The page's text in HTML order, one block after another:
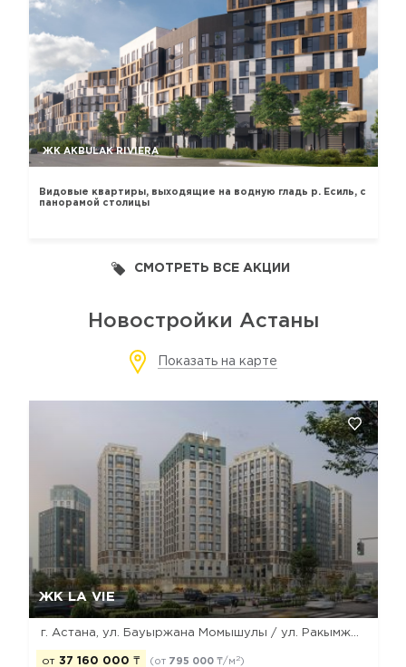
ЖК AKBULAK RIVIERA
Видовые квартиры, выходящие на водную гладь р. Есиль, с
панорамой столицы
СМОТРЕТЬ ВСЕ АКЦИИ
Новостройки Астаны
Показать на карте
ЖК LA VIE
от 37 160 000 ₸ (от 795 000 ₸/м 2)
Да, удалить Отмена